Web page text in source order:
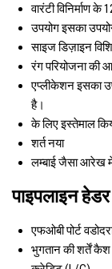
वारंटीविनिर्माण के
उपयोगइसका
साइजडिज़ाइन
रंगपरियोजना की
एप्लीकेशनइसका
है।
के लिए इस्तेमाल
शर्तनया
लम्बाईजैसा आरेख में
पाइपलाइन
एफओबी पोर्ट
भुगतान की शर्तेंकैश